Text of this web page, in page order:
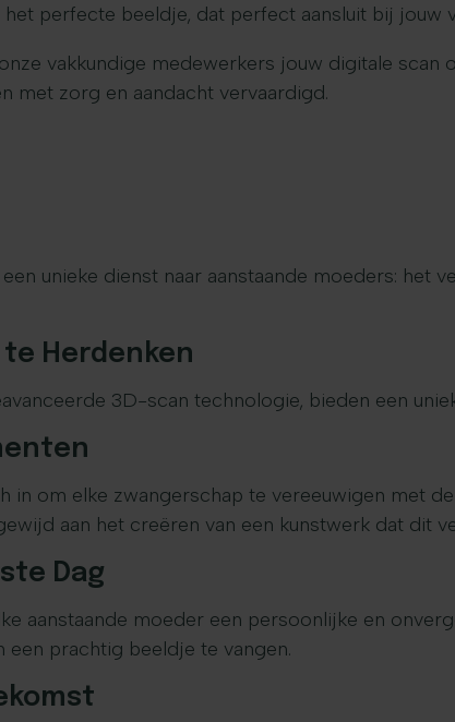
perfecte beeldje, dat perfect aansluit bij jouw
vakkundige medewerkers jouw digitale
met zorg en aandacht vervaardigd.
unieke dienst naar aanstaande moeders: het
te Herdenken
3D-scan technologie, bieden een
in om elke zwangerschap te vereeuwigen met
aan het creëren van een kunstwerk dat dit
Dag
aanstaande moeder een persoonlijke en
een prachtig beeldje te vangen.